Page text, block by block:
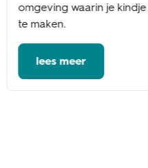
omgeving waarin je
te maken.
lees meer